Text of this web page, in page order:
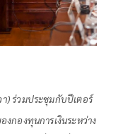
า) ร่วมประชุมกับปีเตอร์
งกองทุนการเงินระหว่าง